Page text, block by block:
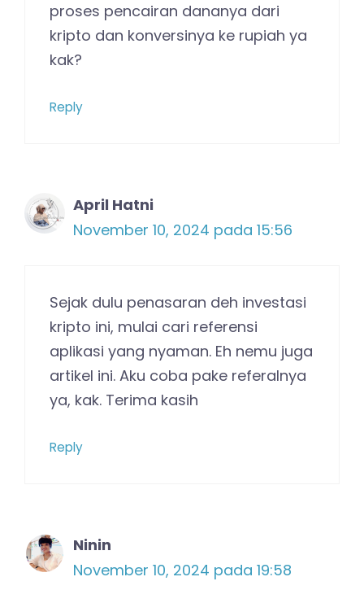
proses pencairan dananya dari
kripto dan konversinya ke rupiah ya
kak?
Reply
April Hatni
November 10, 2024 pada 15:56
Sejak dulu penasaran deh investasi
kripto ini, mulai cari referensi
aplikasi yang nyaman. Eh nemu juga
artikel ini. Aku coba pake referalnya
ya, kak. Terima kasih
Reply
Ninin
November 10, 2024 pada 19:58